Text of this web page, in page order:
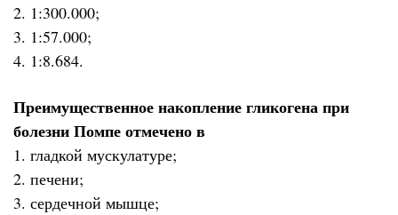
2. 1:300.000;
3. 1:57.000;
4. 1:8.684.
Преимущественное накопление гликогена при
болезни Помпе отмечено в
1. гладкой мускулатуре;
2. печени;
3. сердечной мышце;